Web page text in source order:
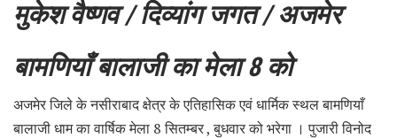
मुकेश वैष्णव / दिव्यांग जगत / अजमेर
बामणियाँ बालाजी का मेला 8 को
अजमेर जिले के नसीराबाद क्षेत्र के एतिहासिक एवं धार्मिक स्थल बामणियाँ
बालाजी धाम का वार्षिक मेला 8 सितम्बर , बुधवार को भरेगा । पुजारी विनोद